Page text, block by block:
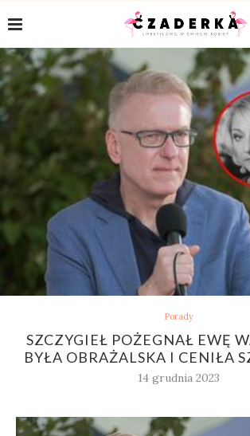
Porady
SZCZYGIEŁ POŻEGNAŁ EWĘ
BYŁA OBRAŻALSKA I CENIŁA
14 grudnia 2023